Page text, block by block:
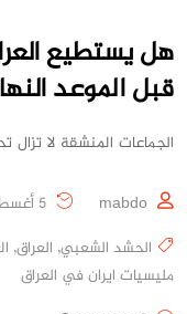
هل يستطيع
قبل الموعد
الجماعات المنشقة لا تزال
mabdo
الحشد الشعبي, العراق,
مليسيات ايران في العراق